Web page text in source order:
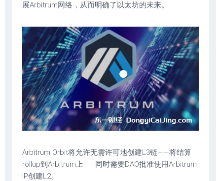
展Arbitrum网络，从而明确了以太坊的未来。
Arbitrum Orbit将允许无需许可地创建L3链——将结算
rollup到Arbitrum上——同时需要DAO批准使用Arbitrum
IP创建L2。